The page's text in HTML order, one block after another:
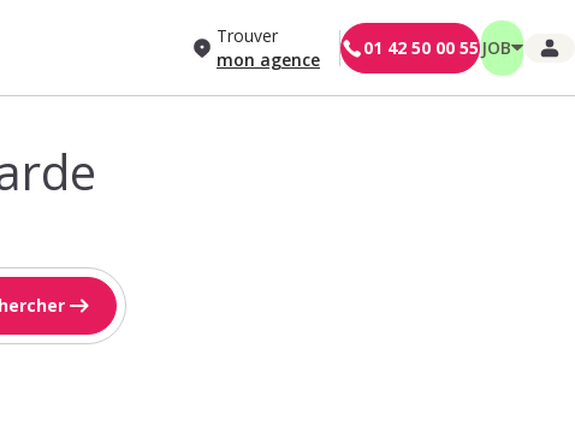
Trouver
mon agence
01 42 50 00 55 JOB